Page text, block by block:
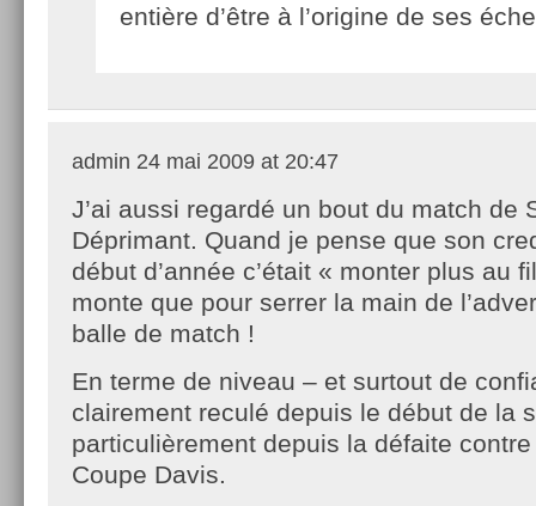
entière d’être à l’origine de ses
admin 24 mai 2009 at 20:47
J’ai aussi regardé un bout du match de
Déprimant. Quand je pense que son
début d’année c’était « monter plus au
monte que pour serrer la main de
balle de match !
En terme de niveau – et surtout de
clairement reculé depuis le début de la
particulièrement depuis la défaite
Coupe Davis.